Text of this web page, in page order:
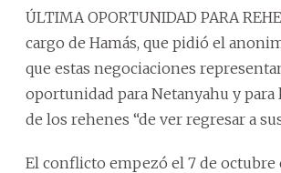
ÚLTIMA OPORTUNIDAD PARA
cargo de Hamás, que pidió el
que estas negociaciones
oportunidad para Netanyahu y para
de los rehenes “de ver regresar a
El conflicto empezó el 7 de octubre